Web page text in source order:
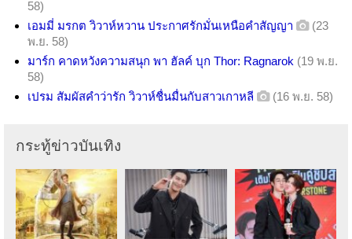
58)
เอมมี่ มรกต วิวาห์หวาน ประกาศรักมั่นเหนือคำสัญญา
(23
พ.ย. 58)
มาร์ก คาดหวังความสนุก พา ฮัลค์ บุก Thor: Ragnarok (19 พ.ย.
58)
เปรม สัมผัสคำว่ารัก วิวาห์ชื่นมื่นกับสาวเกาหลี
(16 พ.ย. 58)
กระทู้ข่าวบันเทิง